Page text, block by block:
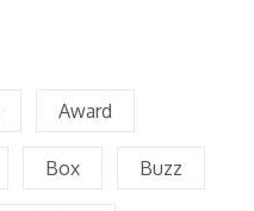
Award
Box Buzz